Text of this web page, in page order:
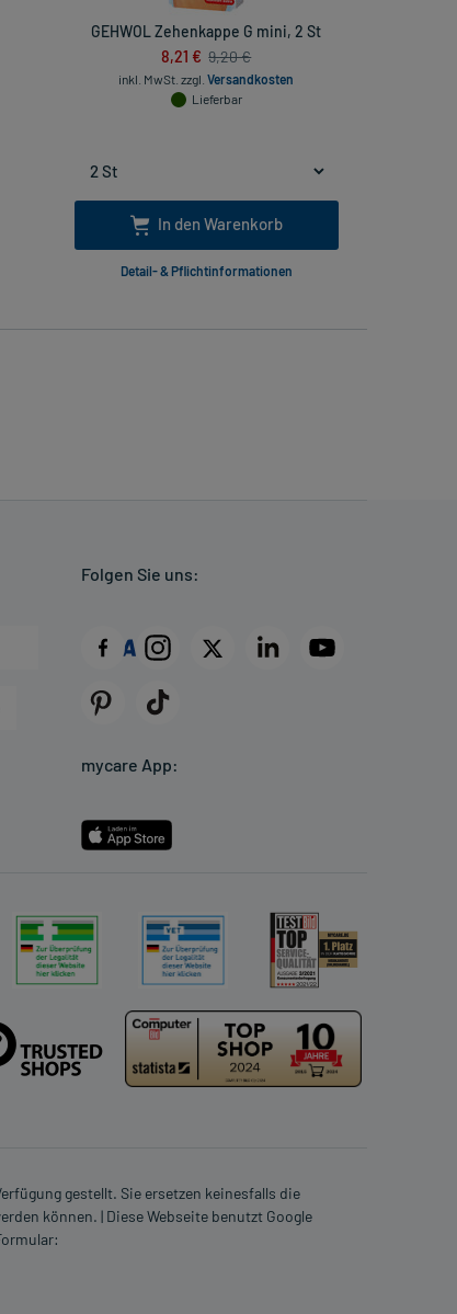
GEHWOL Zehenkappe G mini, 2 St
8,21 € 9,20 €
inkl. MwSt. zzgl.Versandkosten
Lieferbar
In den Warenkorb
Detail- & Pflichtinformationen
Folgen Sie uns:
mycare App:
gestellt. Sie ersetzen keinesfalls die
können. | Diese Webseite benutzt Google